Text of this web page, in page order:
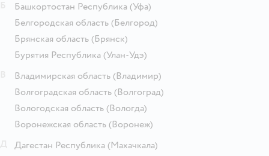
Башкортостан Республика (Уфа)
Белгородская область (Белгород)
Брянская область (Брянск)
Бурятия Республика (Улан-Удэ)
Владимирская область (Владимир)
Волгоградская область (Волгоград)
Вологодская область (Вологда)
Воронежская область (Воронеж)
Дагестан Республика (Махачкала)